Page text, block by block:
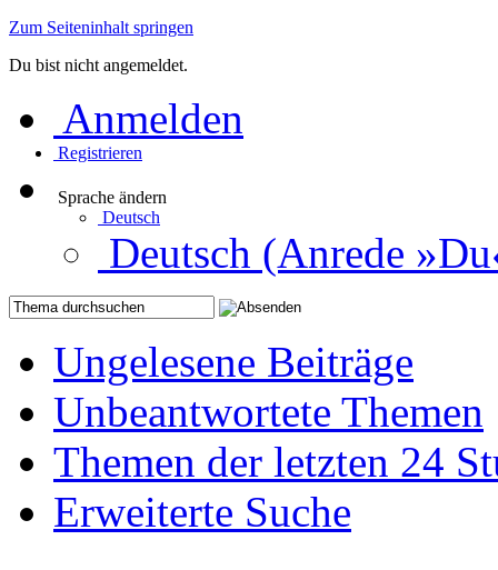
Zum Seiteninhalt springen
Du bist nicht angemeldet.
Anmelden
Registrieren
Sprache ändern
Deutsch
Deutsch (Anrede
Ungelesene Beiträge
Unbeantwortete Themen
Themen der letzten 24
Erweiterte Suche